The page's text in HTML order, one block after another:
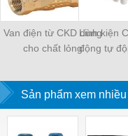
Van điện từ CKD dùng
cho chất lỏng
Linh kiện
động tự
Sản phẩm xem nhiều